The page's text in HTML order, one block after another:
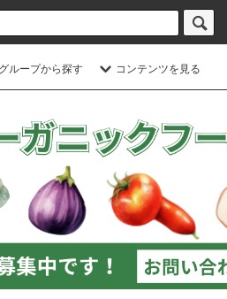
グループから探す コンテンツを見る